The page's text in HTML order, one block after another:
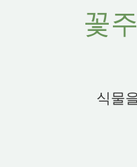
꽃
식물